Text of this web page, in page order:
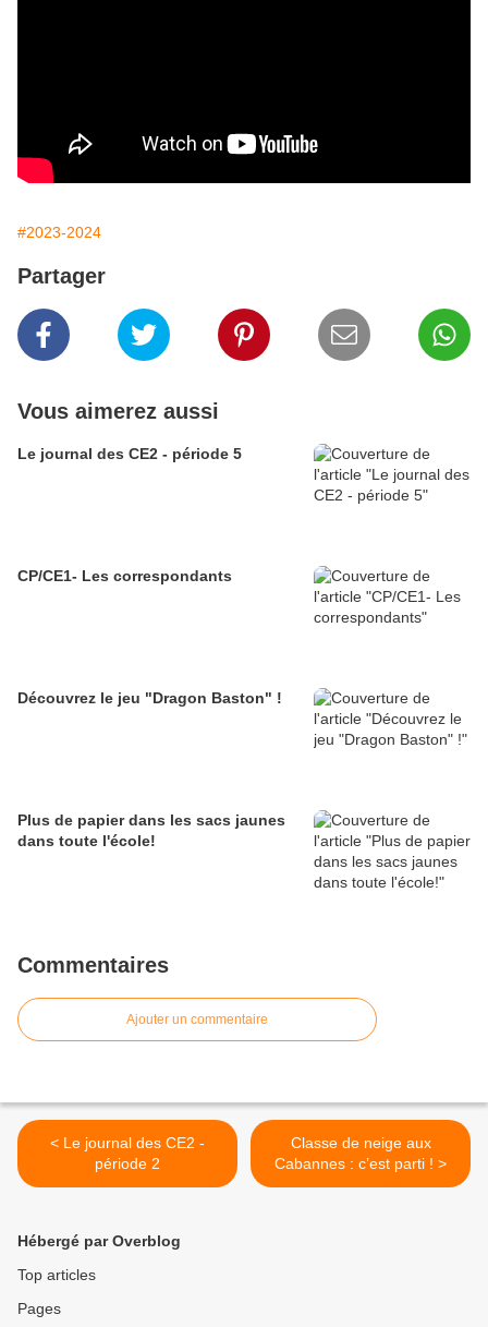
#2023-2024
Partager
Vous aimerez aussi
Le journal des CE2 - période 5
CP/CE1- Les correspondants
Découvrez le jeu "Dragon Baston" !
Plus de papier dans les sacs jaunes
dans toute l'école!
Commentaires
Ajouter un commentaire
< Le journal des CE2 -
période 2
Classe de neige aux
Cabannes : c’est parti ! >
Hébergé par Overblog
Top articles
Pages